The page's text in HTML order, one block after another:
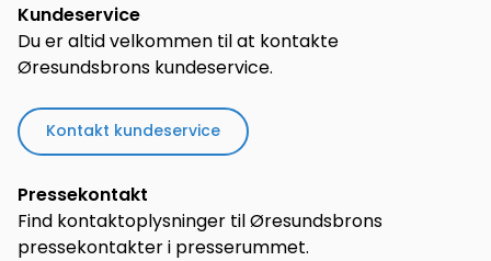
Kundeservice
Du er altid velkommen til at kontakte
Øresundsbrons kundeservice.
Kontakt kundeservice
Pressekontakt
Find kontaktoplysninger til Øresundsbrons
pressekontakter i presserummet.